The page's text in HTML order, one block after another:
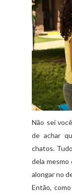
Não sei
de achar
chatos.
dela
alongar no
Então,